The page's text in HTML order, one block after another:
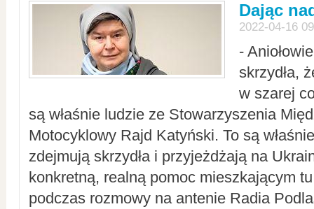
Dając
2022-04-16
-
skrzydła,
w szarej
są właśnie ludzie ze Stowarzyszenia
Motocyklowy Rajd Katyński. To są
zdejmują skrzydła i przyjeżdżają na
konkretną, realną pomoc mieszkającym
podczas rozmowy na antenie Radia